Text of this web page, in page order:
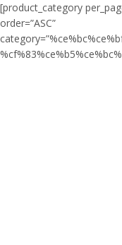
[product_category
order=”ASC”